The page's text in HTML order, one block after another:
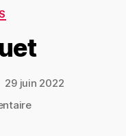
29 juin 2022